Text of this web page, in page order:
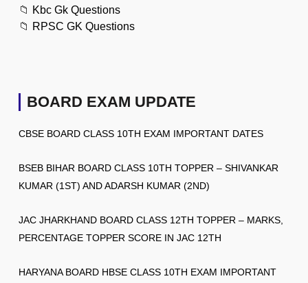
📁 Kbc Gk Questions
📁 RPSC GK Questions
BOARD EXAM UPDATE
CBSE BOARD CLASS 10TH EXAM IMPORTANT DATES
BSEB BIHAR BOARD CLASS 10TH TOPPER – SHIVANKAR
KUMAR (1ST) AND ADARSH KUMAR (2ND)
JAC JHARKHAND BOARD CLASS 12TH TOPPER – MARKS,
PERCENTAGE TOPPER SCORE IN JAC 12TH
HARYANA BOARD HBSE CLASS 10TH EXAM IMPORTANT